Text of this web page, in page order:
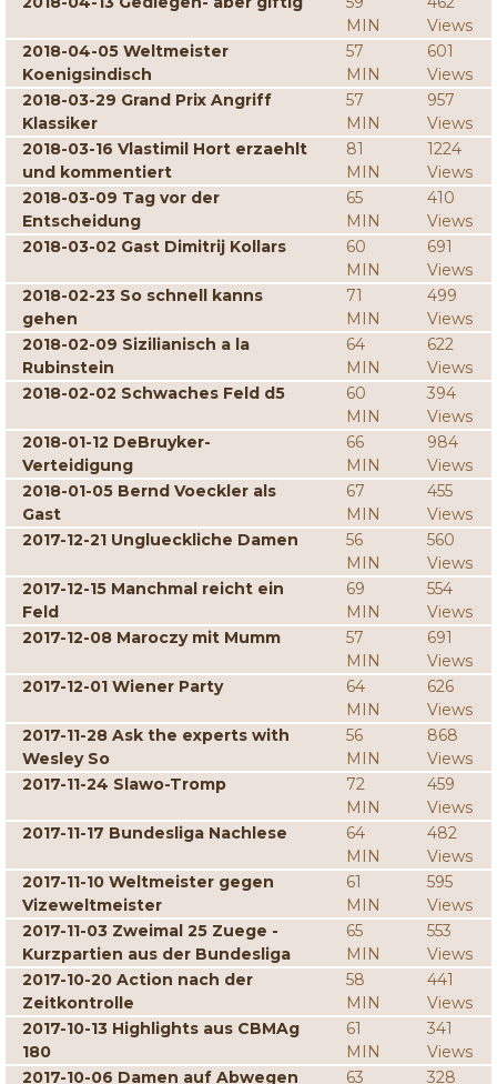
MIN
Views
2018-04-05 Weltmeister
Koenigsindisch
57
MIN
601
Views
2018-03-29 Grand Prix Angriff
Klassiker
57
MIN
957
Views
2018-03-16 Vlastimil Hort erzaehlt
und kommentiert
81
MIN
1224
Views
2018-03-09 Tag vor der
Entscheidung
65
MIN
410
Views
2018-03-02 Gast Dimitrij Kollars
60
MIN
691
Views
2018-02-23 So schnell kanns
gehen
71
MIN
499
Views
2018-02-09 Sizilianisch a la
Rubinstein
64
MIN
622
Views
2018-02-02 Schwaches Feld d5
60
MIN
394
Views
2018-01-12 DeBruyker-
Verteidigung
66
MIN
984
Views
2018-01-05 Bernd Voeckler als
Gast
67
MIN
455
Views
2017-12-21 Unglueckliche Damen
56
MIN
560
Views
2017-12-15 Manchmal reicht ein
Feld
69
MIN
554
Views
2017-12-08 Maroczy mit Mumm
57
MIN
691
Views
2017-12-01 Wiener Party
64
MIN
626
Views
2017-11-28 Ask the experts with
Wesley So
56
MIN
868
Views
2017-11-24 Slawo-Tromp
72
MIN
459
Views
2017-11-17 Bundesliga Nachlese
64
MIN
482
Views
2017-11-10 Weltmeister gegen
Vizeweltmeister
61
MIN
595
Views
2017-11-03 Zweimal 25 Zuege -
Kurzpartien aus der Bundesliga
65
MIN
553
Views
2017-10-20 Action nach der
Zeitkontrolle
58
MIN
441
Views
2017-10-13 Highlights aus CBMAg
180
61
MIN
341
Views
2017-10-06 Damen auf Abwegen
63 328